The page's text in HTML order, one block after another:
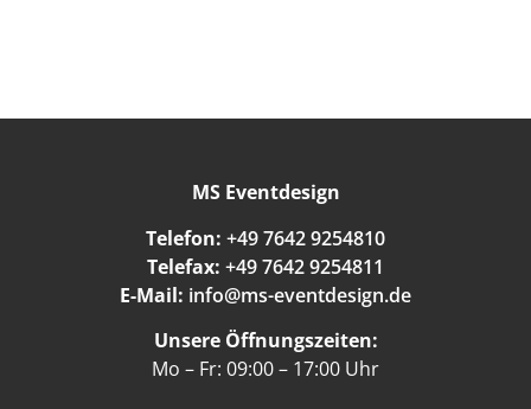
MS Eventdesign
Telefon: +49 7642 9254810
Telefax: +49 7642 9254811
E-Mail: info@ms-eventdesign.de
Unsere Öffnungszeiten:
Mo – Fr: 09:00 – 17:00 Uhr